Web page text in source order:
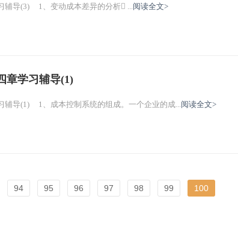
《财务成本管理》第十四章学习辅导(3) 1、变动成本差异的分析 ...阅读全文>
章学习辅导(1)
《财务成本管理》第十四章学习辅导(1) 1、成本控制系统的组成。一个企业的成...阅读全文>
94 95 96 97 98 99 100